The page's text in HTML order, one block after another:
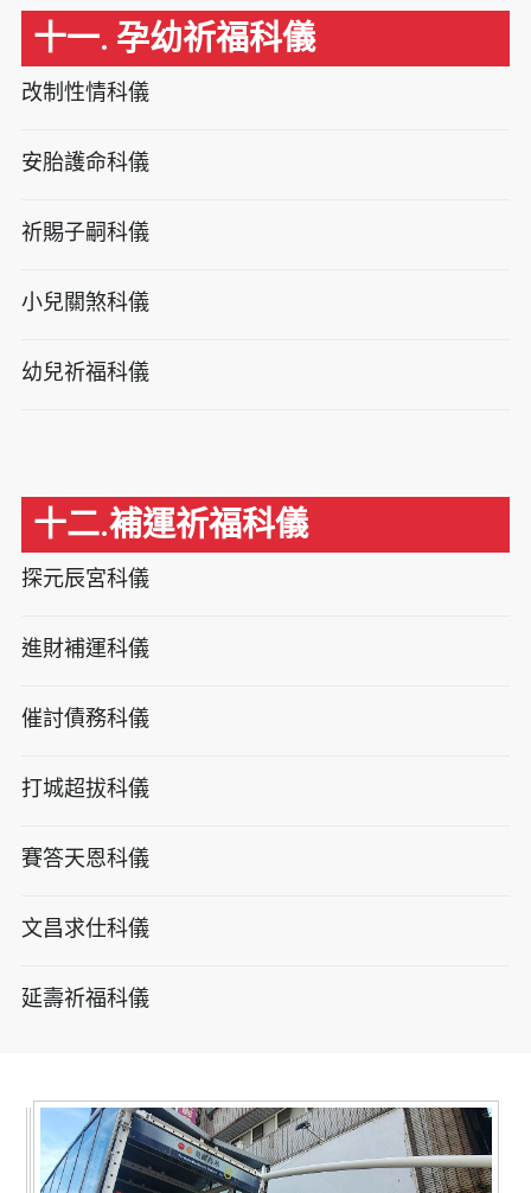
十一. 孕幼祈福科儀
改制性情科儀
安胎護命科儀
祈賜子嗣科儀
小兒關煞科儀
幼兒祈福科儀
十二.補運祈福科儀
探元辰宮科儀
進財補運科儀
催討債務科儀
打城超拔科儀
賽答天恩科儀
文昌求仕科儀
延壽祈福科儀